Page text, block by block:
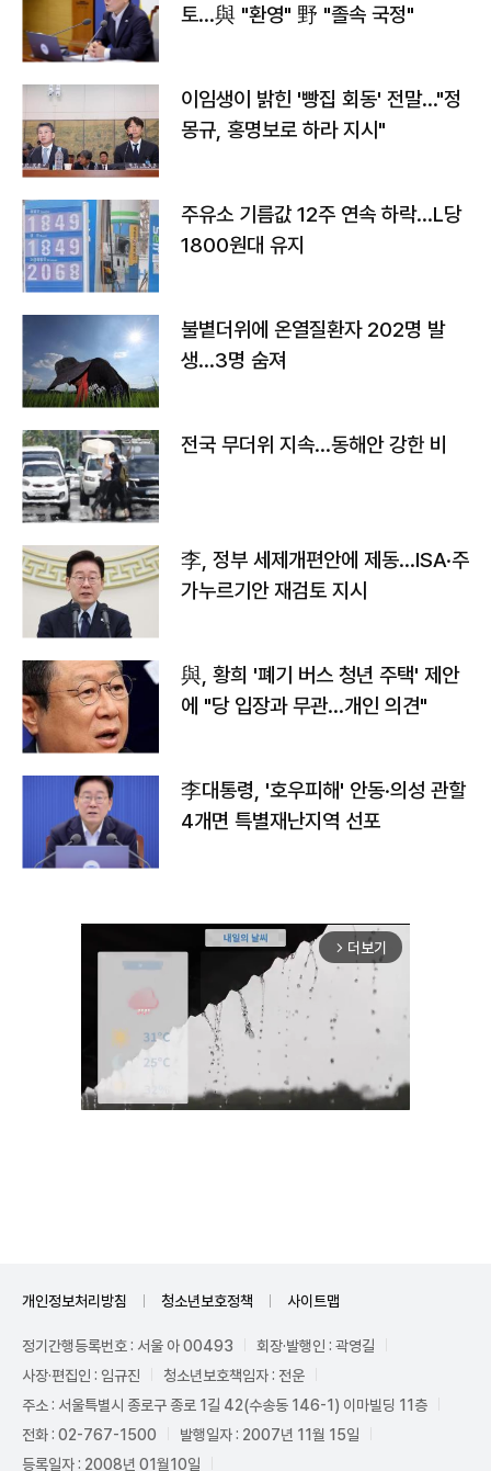
토…與 "환영" 野 "졸속 국정"
이임생이 밝힌 '빵집 회동' 전말…"정
몽규, 홍명보로 하라 지시"
주유소 기름값 12주 연속 하락…L당
1800원대 유지
불볕더위에 온열질환자 202명 발
생…3명 숨져
전국 무더위 지속…동해안 강한 비
李, 정부 세제개편안에 제동…ISA·주
가누르기안 재검토 지시
與, 황희 '폐기 버스 청년 주택' 제안
에 "당 입장과 무관…개인 의견"
李대통령, '호우피해' 안동·의성 관할
4개면 특별재난지역 선포
arrow_forward_ios 더보기
개인정보처리방침 청소년보호정책 사이트맵
정기간행등록번호 : 서울 아 00493
회장·발행인 : 곽영길
사장·편집인 : 임규진
청소년보호책임자 : 전운
주소 : 서울특별시 종로구 종로 1길 42(수송동 146-1) 이마빌딩 11층
전화 : 02-767-1500
발행일자 : 2007년 11월 15일
등록일자 : 2008년 01월10일